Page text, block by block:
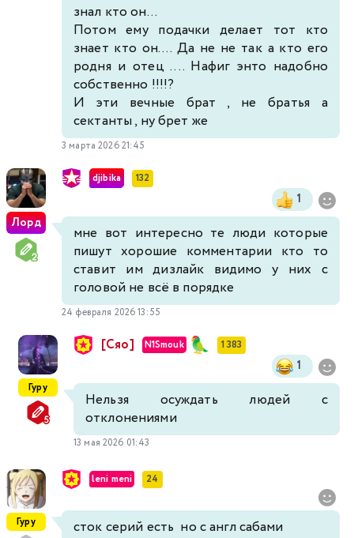
знал кто он...
Потом ему подачки делает тот кто
знает кто он.... Да не не так а кто его
родня и отец .... Нафиг энто надобно
собственно !!!!?
И эти вечные брат , не братья а
сектанты , ну брет же
3 марта 2026 21:45
Лорд
djibika 132
1
мне вот интересно те люди которые
пишут хорошие комментарии кто то
ставит им дизлайк видимо у них с
головой не всё в порядке
24 февраля 2026 13:55
Гуру
[Сяо] N1Smouk 1 383
1
Нельзя осуждать людей с
отклонениями
13 мая 2026 01:43
Гуру
leni meni 24
сток серий есть но с англ сабами